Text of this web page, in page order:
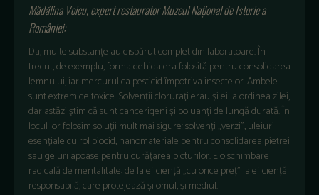
Mădălina Voicu, expert restaurator Muzeul Național de Istorie a
României:
Da, multe substanțe au dispărut complet din laboratoare. În
trecut, de exemplu, formaldehida era folosită pentru consolidarea
lemnului, iar mercurul ca pesticid împotriva insectelor. Ambele
sunt extrem de toxice. Solvenții clorurați erau și ei la ordinea zilei,
dar astăzi știm că sunt cancerigeni și poluanți de lungă durată. În
locul lor folosim soluții mult mai sigure: solvenți „verzi”, uleiuri
esențiale cu rol biocid, nanomateriale pentru consolidarea pietrei
sau geluri apoase pentru curățarea picturilor. E o schimbare
radicală de mentalitate: de la eficiență „cu orice preț” la eficiență
responsabilă, care protejează și omul, și mediul.